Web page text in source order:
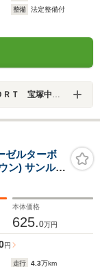
整備
法定整備付
宝塚中山寺店
ゼルターボ
ン) サンルー
アクティク
全席ヒータ
本体価格
625.0万円
円
走行 4.3万km